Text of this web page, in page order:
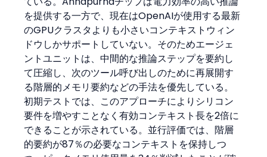
を提供する一方で、現在はOpenAIが使用する最新
のGPUクラスタよりも小さいコンテキストウィン
ドウしかサポートしていない。そのためエージェ
ントユニットは、中間的な推論ステップを要約し
て圧縮し、次のツール呼び出しのために再展開す
る階層的メモリ要約などの手法を優先している。
初期テストでは、このアプローチによりシリコン
要件を増やすことなく有効コンテキスト長を2倍に
できることが示されている。並行評価では、階層
的要約が87％の必要なコンテキストを保持しつ